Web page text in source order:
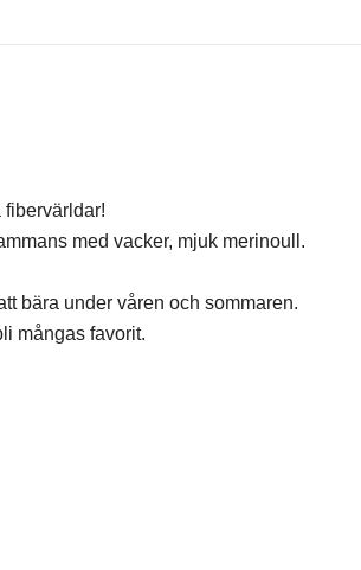
fibervärldar!
med vacker, mjuk merinoull.
bära under våren och sommaren.
mångas favorit.